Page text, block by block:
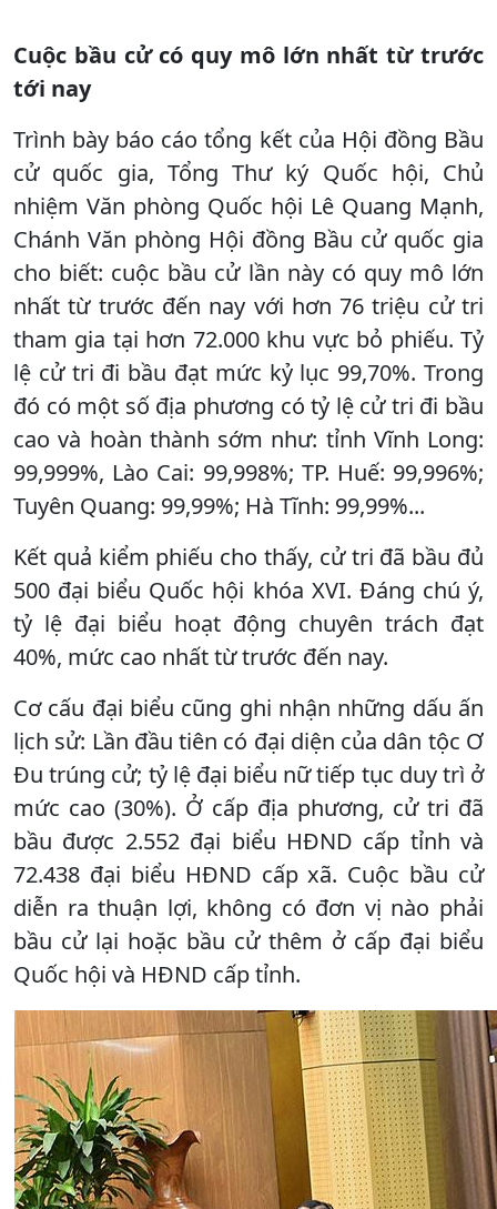
Cuộc bầu cử có quy mô lớn nhất từ trước
tới nay
Trình bày báo cáo tổng kết của Hội đồng Bầu
cử quốc gia, Tổng Thư ký Quốc hội, Chủ
nhiệm Văn phòng Quốc hội Lê Quang Mạnh,
Chánh Văn phòng Hội đồng Bầu cử quốc gia
cho biết: cuộc bầu cử lần này có quy mô lớn
nhất từ trước đến nay với hơn 76 triệu cử tri
tham gia tại hơn 72.000 khu vực bỏ phiếu. Tỷ
lệ cử tri đi bầu đạt mức kỷ lục 99,70%. Trong
đó có một số địa phương có tỷ lệ cử tri đi bầu
cao và hoàn thành sớm như: tỉnh Vĩnh Long:
99,999%, Lào Cai: 99,998%; TP. Huế: 99,996%;
Tuyên Quang: 99,99%; Hà Tĩnh: 99,99%...
Kết quả kiểm phiếu cho thấy, cử tri đã bầu đủ
500 đại biểu Quốc hội khóa XVI. Đáng chú ý,
tỷ lệ đại biểu hoạt động chuyên trách đạt
40%, mức cao nhất từ trước đến nay.
Cơ cấu đại biểu cũng ghi nhận những dấu ấn
lịch sử: Lần đầu tiên có đại diện của dân tộc Ơ
Đu trúng cử; tỷ lệ đại biểu nữ tiếp tục duy trì ở
mức cao (30%). Ở cấp địa phương, cử tri đã
bầu được 2.552 đại biểu HĐND cấp tỉnh và
72.438 đại biểu HĐND cấp xã. Cuộc bầu cử
diễn ra thuận lợi, không có đơn vị nào phải
bầu cử lại hoặc bầu cử thêm ở cấp đại biểu
Quốc hội và HĐND cấp tỉnh.